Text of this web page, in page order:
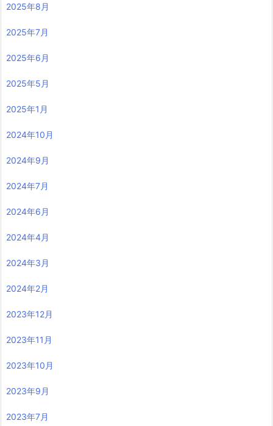
2025年8月
2025年7月
2025年6月
2025年5月
2025年1月
2024年10月
2024年9月
2024年7月
2024年6月
2024年4月
2024年3月
2024年2月
2023年12月
2023年11月
2023年10月
2023年9月
2023年7月